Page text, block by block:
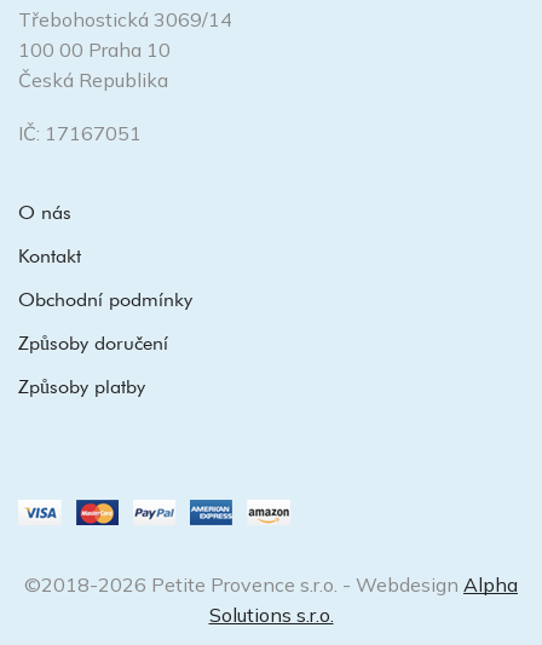
Třebohostická 3069/14
100 00 Praha 10
Česká Republika
IČ: 17167051
O nás
Kontakt
Obchodní podmínky
Způsoby doručení
Způsoby platby
©2018-2026 Petite Provence s.r.o. - Webdesign Alpha
Solutions s.r.o.